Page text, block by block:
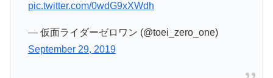
pic.twitter.com/0wdG9xXWdh
— 仮面ライダーゼロワン (@toei_zero_one)
September 29, 2019